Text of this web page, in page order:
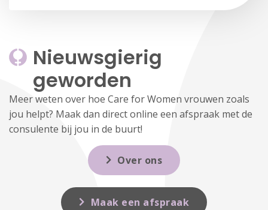
Nieuwsgierig
geworden
Meer weten over hoe Care for Women vrouwen zoals
jou helpt? Maak dan direct online een afspraak met de
consulente bij jou in de buurt!
Over ons
Maak een afspraak